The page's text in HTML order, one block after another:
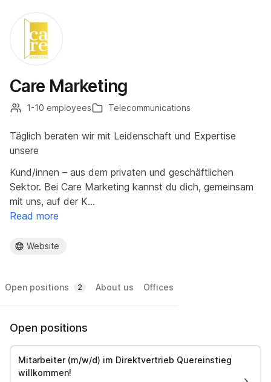
Care Marketing
1-10 employees Telecommunications
Täglich beraten wir mit Leidenschaft und Expertise
unsere
Kund/innen – aus dem privaten und geschäftlichen
Sektor. Bei Care Marketing kannst du dich, gemeinsam
mit uns, auf der K…
Read more
Website
Open positions 2 About us Offices
Open positions
Mitarbeiter (m/w/d) im Direktvertrieb Quereinstieg
willkommen!